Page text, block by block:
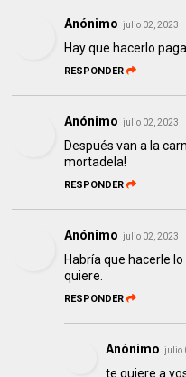
Anónimo julio 02, 2023
Hay que hacerlo
RESPONDER
Anónimo julio 02, 2023
Después van a la
mortadela!
RESPONDER
Anónimo julio 02, 2023
Habría que hacerle
quiere.
RESPONDER
Anónimo julio
te quiere a